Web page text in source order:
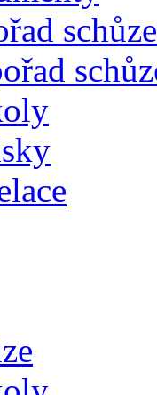
schůze